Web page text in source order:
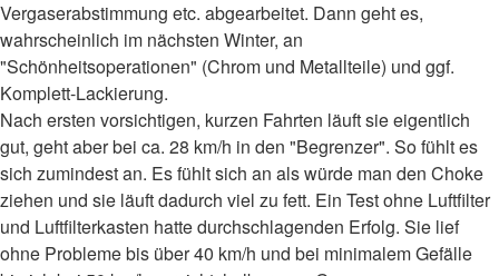
Vergaserabstimmung etc. abgearbeitet. Dann geht es,
wahrscheinlich im nächsten Winter, an
"Schönheitsoperationen" (Chrom und Metallteile) und ggf.
Komplett-Lackierung.
Nach ersten vorsichtigen, kurzen Fahrten läuft sie eigentlich
gut, geht aber bei ca. 28 km/h in den "Begrenzer". So fühlt es
sich zumindest an. Es fühlt sich an als würde man den Choke
ziehen und sie läuft dadurch viel zu fett. Ein Test ohne Luftfilter
und Luftfilterkasten hatte durchschlagenden Erfolg. Sie lief
ohne Probleme bis über 40 km/h und bei minimalem Gefälle